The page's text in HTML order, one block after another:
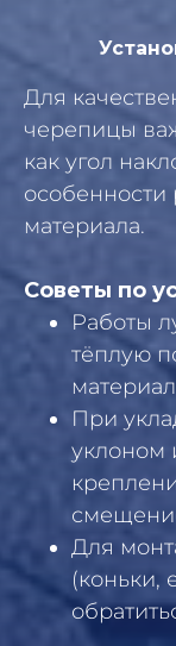
Для
черепицы
как угол
особенности
материала.
Советы по
Работы
тёплую
При
уклоном
Для
(коньки,